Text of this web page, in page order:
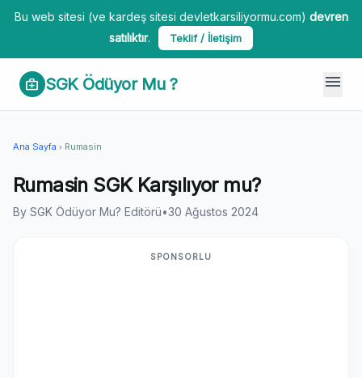
Bu web sitesi (ve kardeş sitesi devletkarsiliyormu.com) devren
satılıktır. Teklif / İletişim
medical_services SGK Ödüyor Mu ? menu
Ana Sayfa chevron_right Rumasin
Rumasin SGK Karşılıyor mu?
By SGK Ödüyor Mu? Editörü•30 Ağustos 2024
SPONSORLU